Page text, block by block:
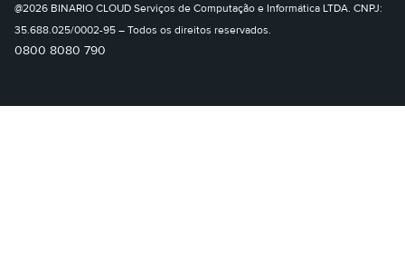
@2026 BINARIO CLOUD Serviços de Computação e Informática LTDA. CNPJ:
35.688.025/0002-95 – Todos os direitos reservados.
0800 8080 790